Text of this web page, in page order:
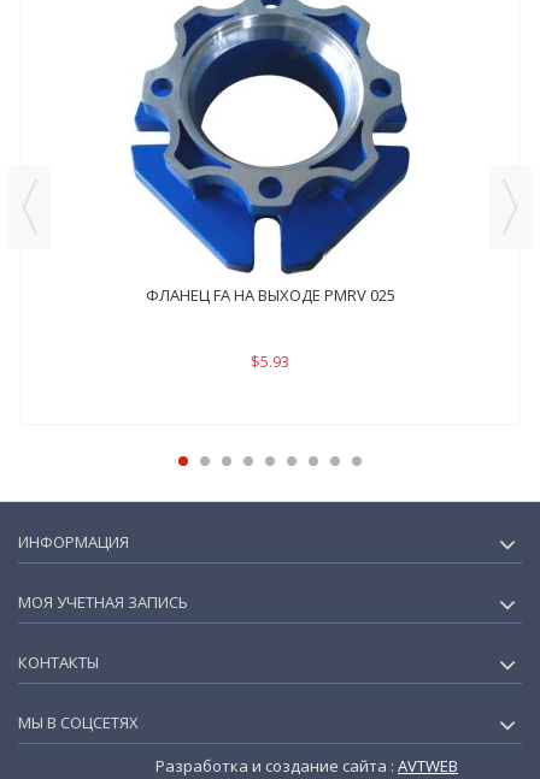
ФЛАНЕЦ FA НА ВЫХОДЕ PMRV 025
$5.93
ИНФОРМАЦИЯ
МОЯ УЧЕТНАЯ ЗАПИСЬ
КОНТАКТЫ
МЫ В СОЦСЕТЯХ
Разработка и создание сайта : AVTWEB